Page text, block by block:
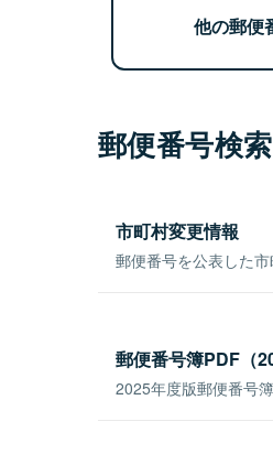
他の郵便
郵便番号検
市町村変更情報
郵便番号を公表した
郵便番号簿PDF（
2025年度版郵便番号